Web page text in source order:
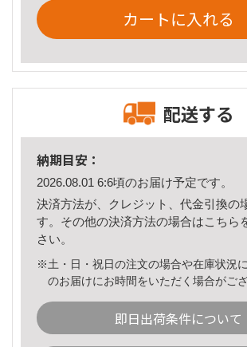
カートに入れる
配送する
納期目安：
2026.08.01 6:6頃のお届け予定です。
決済方法が、クレジット、代金引換の
す。その他の決済方法の場合はこちら
さい。
※土・日・祝日の注文の場合や在庫状況
のお届けにお時間をいただく場合がござ
即日出荷条件について